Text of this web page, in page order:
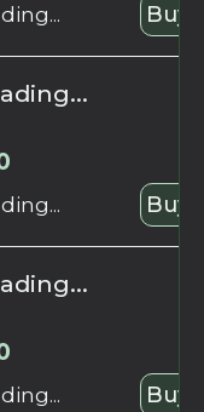
Buy
Buy
Buy